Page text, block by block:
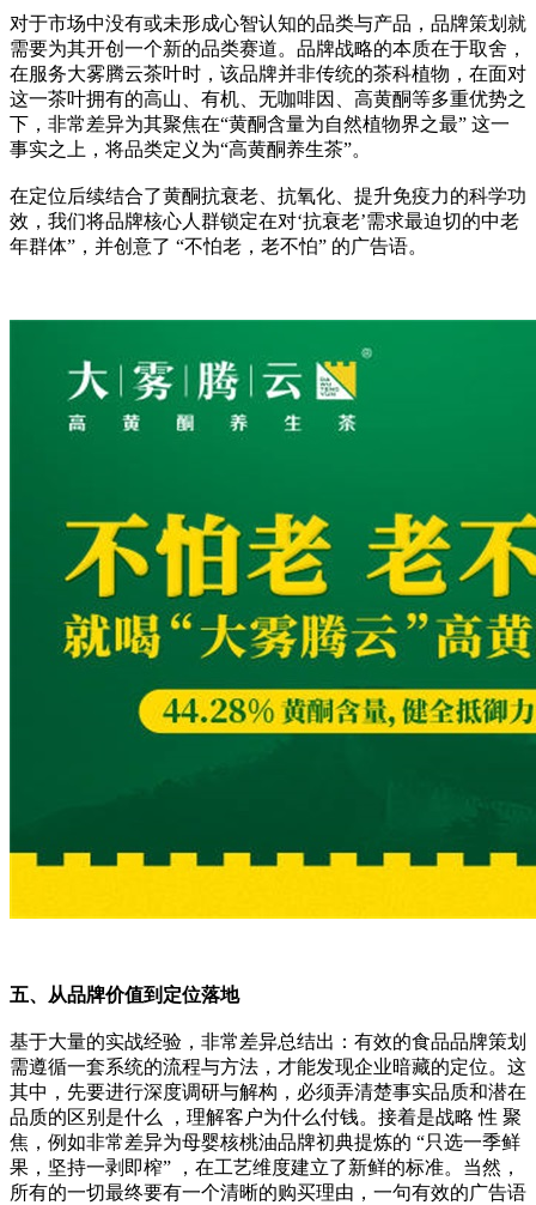
对于市场中没有或未形成心智认知的品类与产品，品牌策划就
需要为其开创一个新的品类赛道。品牌战略的本质在于取舍，
在服务大雾腾云茶叶时，该品牌并非传统的茶科植物，在面对
这一茶叶拥有的高山、有机、无咖啡因、高黄酮等多重优势之
下，非常差异为其聚焦在“黄酮含量为自然植物界之最” 这一
事实之上，将品类定义为“高黄酮养生茶”。
在定位后续结合了黄酮抗衰老、抗氧化、提升免疫力的科学功
效，我们将品牌核心人群锁定在对‘抗衰老’需求最迫切的中老
年群体”，并创意了 “不怕老，老不怕” 的广告语。
五、从品牌价值到定位落地
基于大量的实战经验，非常差异总结出：有效的食品品牌策划
需遵循一套系统的流程与方法，才能发现企业暗藏的定位。这
其中，先要进行深度调研与解构，必须弄清楚事实品质和潜在
品质的区别是什么 ，理解客户为什么付钱。接着是战略 性 聚
焦，例如非常差异为母婴核桃油品牌初典提炼的 “只选一季鲜
果，坚持一剥即榨” ，在工艺维度建立了新鲜的标准。当然，
所有的一切最终要有一个清晰的购买理由，一句有效的广告语